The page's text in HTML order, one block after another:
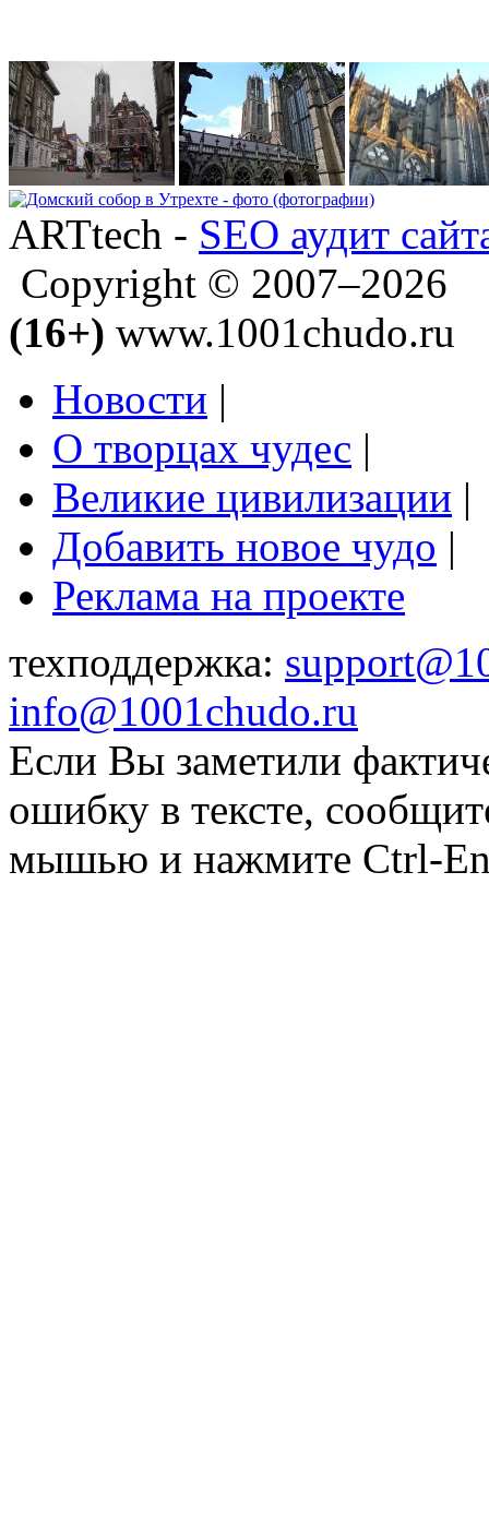
ARTtech - SEO аудит
Copyright © 2007–2026
(16+) www.1001chudo.ru
Новости |
О творцах чудес |
Великие цивилизации |
Добавить новое чудо |
Реклама на проекте
техподдержка:
info@1001chudo.ru
Если Вы заметили
ошибку в тексте,
мышью и нажмите Ctrl-